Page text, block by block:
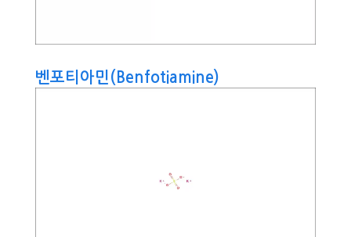
벤포티아민(Benfotiamine)